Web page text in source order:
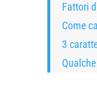
Fattori
Come
3